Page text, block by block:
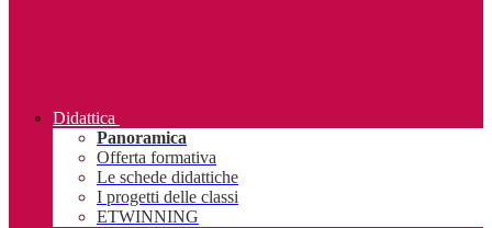
Didattica
Panoramica
Offerta formativa
Le schede didattiche
I progetti delle classi
ETWINNING